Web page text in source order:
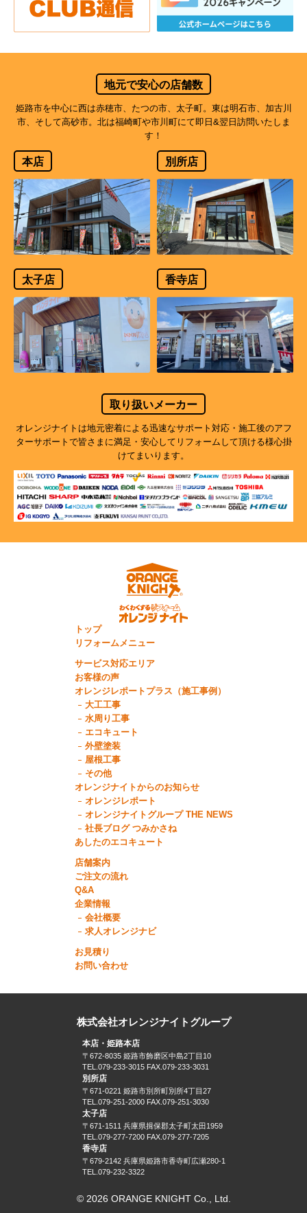
地元で安心の店舗数
姫路市を中心に西は赤穂市、たつの市、太子町。東は明石市、加古川
市、そして高砂市。北は福崎町や市川町にて即日&翌日訪問いたしま
す！
本店 別所店
太子店 香寺店
取り扱いメーカー
オレンジナイトは地元密着による迅速なサポート対応・施工後のアフ
ターサポートで皆さまに満足・安心してリフォームして頂ける様心掛
けてまいります。
トップ
リフォームメニュー
サービス対応エリア
お客様の声
オレンジレポートプラス（施工事例）
大工工事
水周り工事
エコキュート
外壁塗装
屋根工事
その他
オレンジナイトからのお知らせ
オレンジレポート
オレンジナイトグループ THE NEWS
社長ブログ つみかさね
あしたのエコキュート
店舗案内
ご注文の流れ
Q&A
企業情報
会社概要
求人オレンジナビ
お見積り
お問い合わせ
株式会社オレンジナイトグループ
本店・姫路本店
〒672-8035 姫路市飾磨区中島2丁目10
TEL.079-233-3015 FAX.079-233-3031
別所店
〒671-0221 姫路市別所町別所4丁目27
TEL.079-251-2000 FAX.079-251-3030
太子店
〒671-1511 兵庫県揖保郡太子町太田1959
TEL.079-277-7200 FAX.079-277-7205
香寺店
〒679-2142 兵庫県姫路市香寺町広瀬280-1
TEL.079-232-3322
© 2026 ORANGE KNIGHT Co., Ltd.